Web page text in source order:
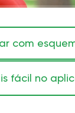
com
fácil no